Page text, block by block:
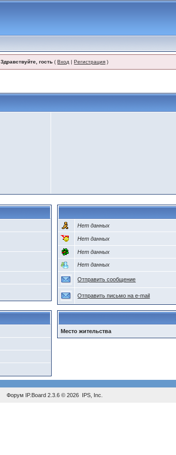
Здравствуйте, гость (Вход |Регистрация )
Нет данных
Нет данных
Нет данных
Нет данных
Отправить сообщение
Отправить письмо на e-mail
Место жительства
Форум IP.Board2.3.6 © 2026 IPS, Inc